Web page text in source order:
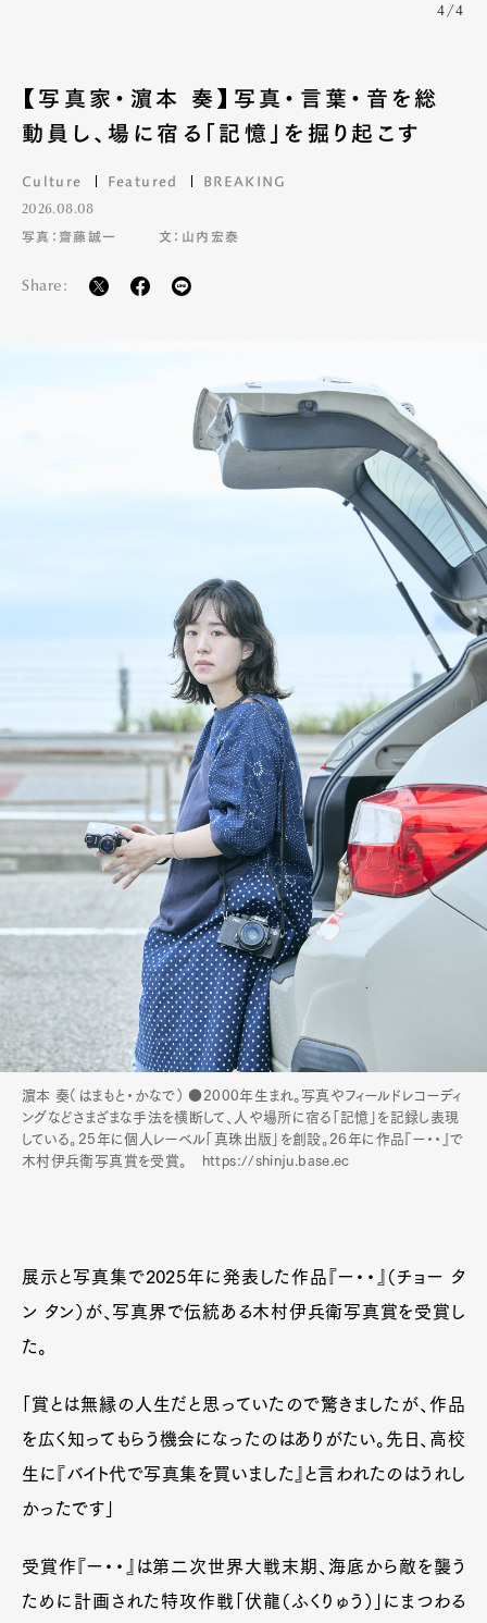
4/4
【写真家・濵本 奏】写真・言葉・音を総
動員し、場に宿る「記憶」を掘り起こす
Culture Featured BREAKING
2026.08.08
写真：齋藤誠一
文：山内宏泰
Share:
濵本 奏（はまもと・かなで） ●2000年生まれ。写真やフィールドレコーディ
ングなどさまざまな手法を横断して、人や場所に宿る「記憶」を記録し表現
している。25年に個人レーベル「真珠出版」を創設。26年に作品『ー・・』で
木村伊兵衛写真賞を受賞。 https://shinju.base.ec
展示と写真集で2025年に発表した作品『ー・・』（チョー タ
ン タン）が、写真界で伝統ある木村伊兵衛写真賞を受賞し
た。
「賞とは無縁の人生だと思っていたので驚きましたが、作品
を広く知ってもらう機会になったのはありがたい。先日、高校
生に『バイト代で写真集を買いました』と言われたのはうれし
かったです」
受賞作『ー・・』は第二次世界大戦末期、海底から敵を襲う
ために計画された特攻作戦「伏龍（ふくりゅう）」にまつわる